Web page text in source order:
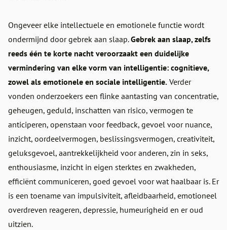
Ongeveer elke intellectuele en emotionele functie wordt
ondermijnd door gebrek aan slaap.Gebrek aan slaap, zelfs
reeds één te korte nacht veroorzaakt een duidelijke
vermindering van elke vorm van intelligentie: cognitieve,
zowel als emotionele en sociale intelligentie. Verder
vonden onderzoekers een flinke aantasting van concentratie,
geheugen, geduld, inschatten van risico, vermogen te
anticiperen, openstaan voor feedback, gevoel voor nuance,
inzicht, oordeelvermogen, beslissingsvermogen, creativiteit,
geluksgevoel, aantrekkelijkheid voor anderen, zin in seks,
enthousiasme, inzicht in eigen sterktes en zwakheden,
efficiënt communiceren, goed gevoel voor wat haalbaar is. Er
is een toename van impulsiviteit, afleidbaarheid, emotioneel
overdreven reageren, depressie, humeurigheid en er oud
uitzien.